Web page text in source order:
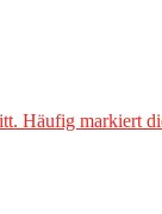
Häufig markiert